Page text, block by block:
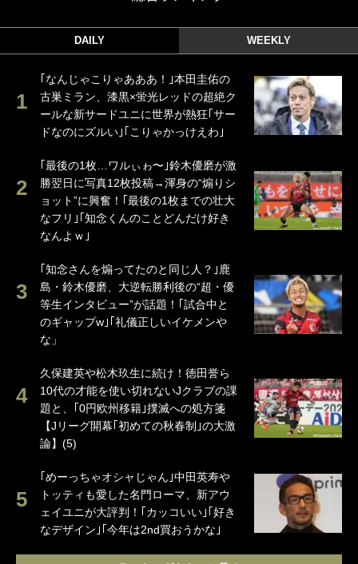
DAILY WEEKLY
｢なんじゃこりゃあああ！｣本田圭佑の
古巣ミラン、漆黒×蛍光レッドの超絶ク
ールな新サードユニに世界が熱狂｢サー
ドなのにズルい｣｢こりゃかっけえわ｣
｢最後の1枚…ワルぃゎ〜｣鈴木優磨が激
勝翌日に写真12枚投稿→渾身の“煽りシ
ョット”に興奮！｢最後の1枚までの壮大
なフリ｣｢知念くんのことどんだけ好き
なんよｗ｣
｢知念さんを煽ってたのと同じ人？｣鹿
島・鈴木優磨、大逆転勝利後の“超・優
等生インタビュー”が話題！｢試合中と
のギャップw｣｢礼儀正しいイケメンや
な」
久保建英や松木玖生に続け！徳田誉ら
10代の才能を使い切れないJクラブの課
題と、｢0円欧州移籍｣撲滅への処方箋
【Jリーグ開幕｢初めての秋春制｣の大激
論】(5)
｢めーっちゃオシャじゃん｣中田英寿や
トッティも愛した名門ローマ、新アウ
ェイユニが大評判！｢カッコいい｣｢好き
なデザイン｣｢今年は2nd買おうかな｣